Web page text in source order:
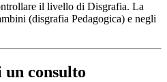
il livello di Disgrafia. La
(disgrafia Pedagogica) e negli
consulto